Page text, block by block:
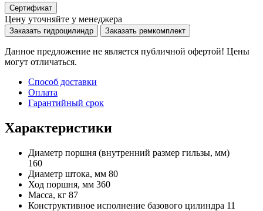
Сертификат
Цену уточняйте у менеджера
Заказать гидроцилиндр Заказать ремкомплект
Данное предложение не является публичной офертой! Цены
могут отличаться.
Способ доставки
Оплата
Гарантийный срок
Характеристики
Диаметр поршня (внутренний размер гильзы, мм)
160
Диаметр штока, мм 80
Ход поршня, мм 360
Масса, кг 87
Конструктивное исполнение базового цилиндра 11